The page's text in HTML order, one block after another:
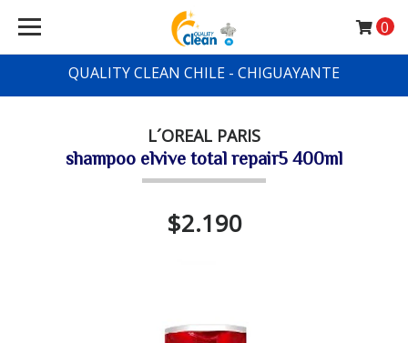
QUALITY CLEAN CHILE - CHIGUAYANTE
0
L´OREAL PARIS
shampoo elvive total repair5 400ml
$2.190